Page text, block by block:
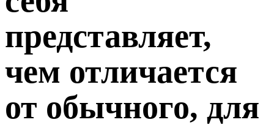
представляет,
чем отличается
от обычного, для